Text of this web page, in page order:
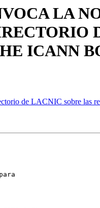
LA
ICANN
de LACNIC sobre las